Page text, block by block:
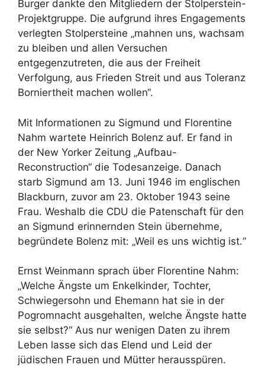
Burger dankte den Mitgliedern der Stolperstein-
Projektgruppe. Die aufgrund ihres Engagements
verlegten Stolpersteine „mahnen uns, wachsam
zu bleiben und allen Versuchen
entgegenzutreten, die aus der Freiheit
Verfolgung, aus Frieden Streit und aus Toleranz
Borniertheit machen wollen“.
Mit Informationen zu Sigmund und Florentine
Nahm wartete Heinrich Bolenz auf. Er fand in
der New Yorker Zeitung „Aufbau-
Reconstruction“ die Todesanzeige. Danach
starb Sigmund am 13. Juni 1946 im englischen
Blackburn, zuvor am 23. Oktober 1943 seine
Frau. Weshalb die CDU die Patenschaft für den
an Sigmund erinnernden Stein übernehme,
begründete Bolenz mit: „Weil es uns wichtig ist.“
Ernst Weinmann sprach über Florentine Nahm:
„Welche Ängste um Enkelkinder, Tochter,
Schwiegersohn und Ehemann hat sie in der
Pogromnacht ausgehalten, welche Ängste hatte
sie selbst?“ Aus nur wenigen Daten zu ihrem
Leben lasse sich das Elend und Leid der
jüdischen Frauen und Mütter herausspüren.